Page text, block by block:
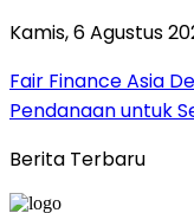
Kamis, 6 Agustus
Fair Finance Asia
Pendanaan untuk
Berita Terbaru